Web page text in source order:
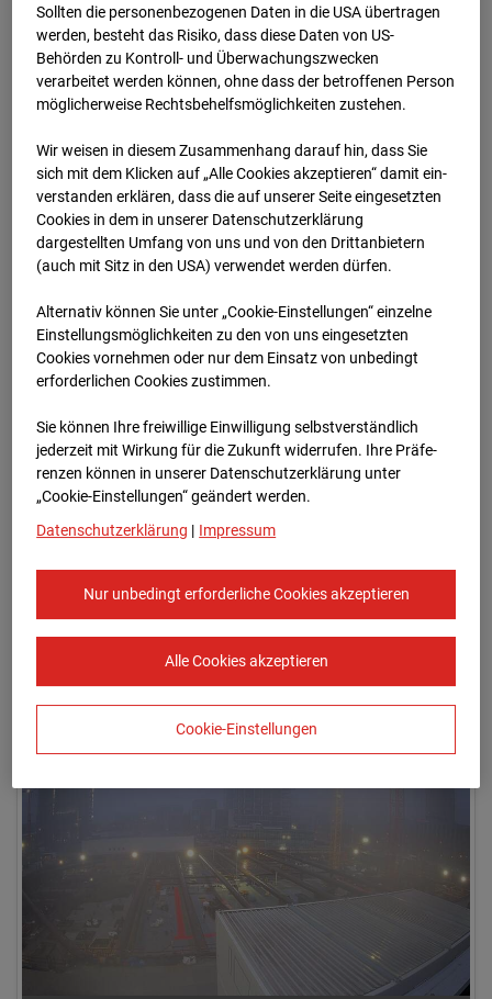
28.01.2026 07:00
28.01.2026 07:30
28.01.2026 08:00
Sollten die personenbezogenen Daten in die USA übertragen
werden, besteht das Risiko, dass diese Daten von US-
Behörden zu Kontroll- und Überwachungszwecken
verarbeitet werden können, ohne dass der betroffenen Person
möglicherweise Rechtsbehelfsmöglichkeiten zustehen.
Wir weisen in diesem Zusammenhang darauf hin, dass Sie
sich mit dem Klicken auf „Alle Cookies akzeptieren“ damit ein­
ver­standen erklären, dass die auf unserer Seite eingesetzten
Cookies in dem in unserer Datenschutzerklärung
dargestellten Umfang von uns und von den Drittanbietern
(auch mit Sitz in den USA) verwendet werden dürfen.
Alternativ können Sie unter „Cookie-Einstellungen“ einzelne
Einstellungsmöglichkeiten zu den von uns eingesetzten
Cookies vornehmen oder nur dem Einsatz von unbedingt
erforderlichen Cookies zustimmen.
Sie können Ihre freiwillige Einwilligung selbstverständlich
jederzeit mit Wirkung für die Zukunft widerrufen. Ihre Prä­fe­
renzen können in unserer Datenschutzerklärung unter
„Cookie-Einstellungen“ geändert werden.
Datenschutzerklärung | Impressum
Nur unbedingt erforderliche Cookies akzeptieren
Alle Cookies akzeptieren
Cookie-Einstellungen